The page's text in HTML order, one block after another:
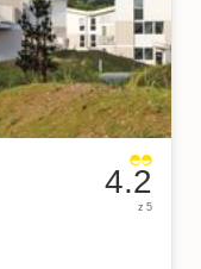
4.2
z 5